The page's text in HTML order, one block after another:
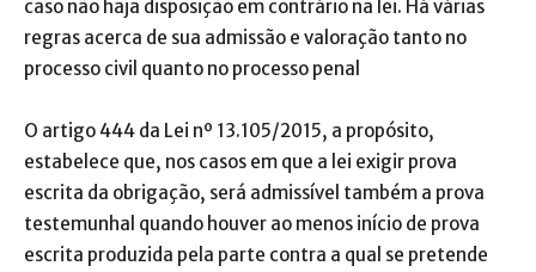
caso não haja disposição em contrário na lei. Há várias
regras acerca de sua admissão e valoração tanto no
processo civil quanto no processo penal
O artigo 444 da Lei nº 13.105/2015, a propósito,
estabelece que, nos casos em que a lei exigir prova
escrita da obrigação, será admissível também a prova
testemunhal quando houver ao menos início de prova
escrita produzida pela parte contra a qual se pretende